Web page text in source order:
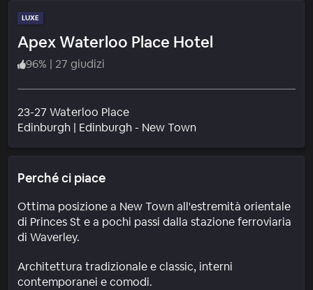
LUXE
Apex Waterloo Place Hotel
96% | 27 giudizi
23-27 Waterloo Place
Edinburgh | Edinburgh - New TownQuartiere
Perché ci piace
Ottima posizione a New Town all'estremità orientale
di Princes St e a pochi passi dalla stazione ferroviaria
di Waverley.
Architettura tradizionale e classic, interni
contemporanei e comodi.